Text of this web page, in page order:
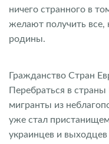
ничего странного в
желают получить все,
родины.
Гражданство Стран
Перебраться в
мигранты из
уже стал
украинцев и выходцев